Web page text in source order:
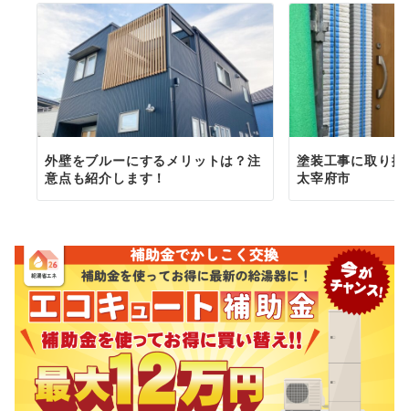
外壁をブルーにするメリットは？注
意点も紹介します！
塗装工事に取り
太宰府市